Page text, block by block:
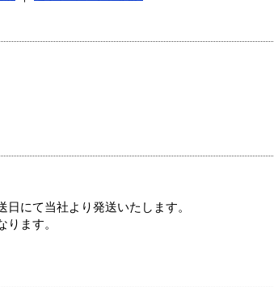
にて当社より発送いたします。
ます。